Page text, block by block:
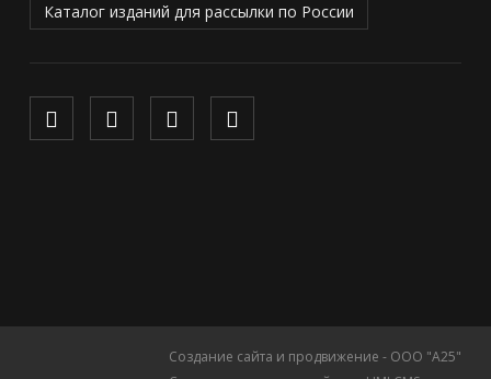
Каталог изданий для рассылки по России
Создание сайта и продвижение - ООО "А25"